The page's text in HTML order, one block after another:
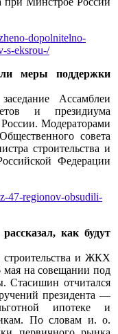
dopolnitelno-
s-eksrou-/
меры поддержки
Ассамблеи
и президиума
Модераторами
совета
строительства и
Федерации
47-regionov-obsudili-
как будут
и ЖКХ
на совещании под
Стасишин отчитался
президента —
ипотеке и
По словам и. о.